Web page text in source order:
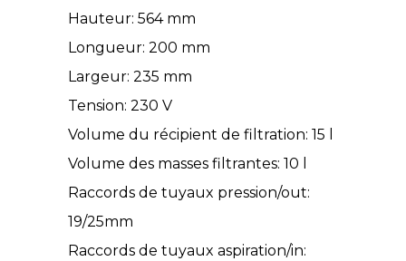
Hauteur: 564 mm
Longueur: 200 mm
Largeur: 235 mm
Tension: 230 V
Volume du récipient de filtration: 15 l
Volume des masses filtrantes: 10 l
Raccords de tuyaux pression/out:
19/25mm
Raccords de tuyaux aspiration/in: